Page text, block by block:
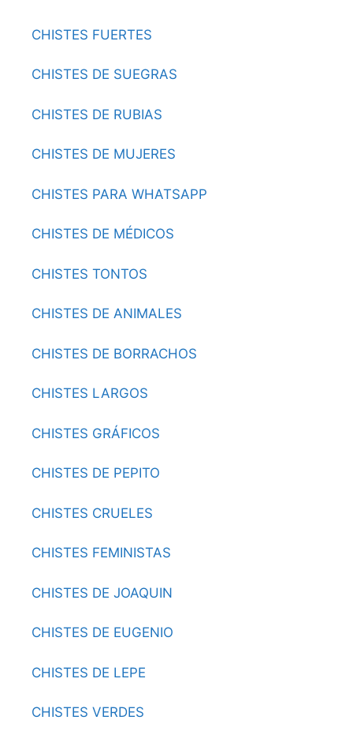
CHISTES FUERTES
CHISTES DE SUEGRAS
CHISTES DE RUBIAS
CHISTES DE MUJERES
CHISTES PARA WHATSAPP
CHISTES DE MÉDICOS
CHISTES TONTOS
CHISTES DE ANIMALES
CHISTES DE BORRACHOS
CHISTES LARGOS
CHISTES GRÁFICOS
CHISTES DE PEPITO
CHISTES CRUELES
CHISTES FEMINISTAS
CHISTES DE JOAQUIN
CHISTES DE EUGENIO
CHISTES DE LEPE
CHISTES VERDES